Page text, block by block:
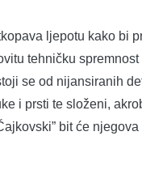
ljepotu kako bi
tehničku spremnost
se od nijansiranih
i prsti te složeni,
bit će